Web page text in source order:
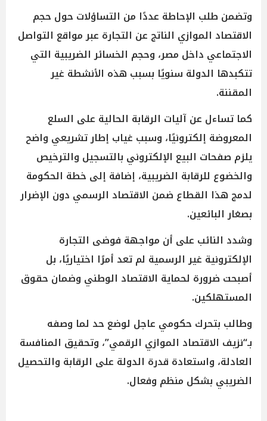
وتضمن طلب الإحاطة عددًا من التساؤلات حول حجم
الاقتصاد الموازي الناتج عن التجارة عبر مواقع التواصل
الاجتماعي داخل مصر، وحجم الخسائر الضريبية التي
تتكبدها الدولة سنويًا بسبب هذه الأنشطة غير
المقننة.
كما تساءل عن آليات الرقابة الحالية على السلع
المعروضة إلكترونيًا، وسبب غياب إطار تشريعي واضح
يلزم صفحات البيع الإلكتروني بالتسجيل والترخيص
والخضوع للرقابة الضريبية، إضافة إلى خطة الحكومة
لدمج هذا القطاع ضمن الاقتصاد الرسمي دون الإضرار
بصغار البائعين.
وشدد النائب على أن مواجهة فوضى التجارة
الإلكترونية غير الرسمية لم تعد أمرًا اختياريًا، بل
أصبحت ضرورة لحماية الاقتصاد الوطني وضمان حقوق
المستهلكين.
وطالب بتحرك حكومي عاجل لوضع حد لما وصفه
بـ“نزيف الاقتصاد الموازي الرقمي”، وتحقيق المنافسة
العادلة، واستعادة قدرة الدولة على الرقابة والتحصيل
الضريبي بشكل منظم وفعال.